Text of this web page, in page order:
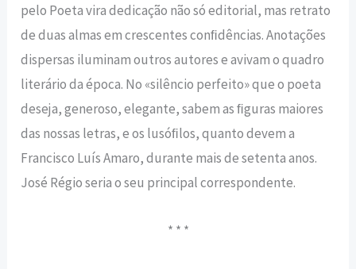
pelo Poeta vira dedicação não só editorial, mas retrato
de duas almas em crescentes conﬁdências. Anotações
dispersas iluminam outros autores e avivam o quadro
literário da época. No «silêncio perfeito» que o poeta
deseja, generoso, elegante, sabem as ﬁguras maiores
das nossas letras, e os lusóﬁlos, quanto devem a
Francisco Luís Amaro, durante mais de setenta anos.
José Régio seria o seu principal correspondente.
* * *